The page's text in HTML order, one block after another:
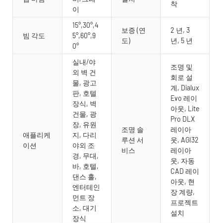
이
착
빔 각도
15°,30°,4
5°,60°,9
0°
보증 (연
도)
2 년, 3
년, 5 년
애플리케
이션
실내/야
외 벽 건
물, 광고
판, 호텔
장식, 벽
건물, 광
장, 유원
지, 다리
야외 조
경, 무대,
바, 호텔,
댄스 홀,
엔터테인
먼트 장
소, 대기
장식
조명 솔
루션 서
비스
조명 및
회로 설
계, Dialux
Evo 레이
아웃, Lite
Pro DLX
레이아
웃, AGI32
레이아
웃, 자동
CAD 레이
아웃, 현
장 계량,
프로젝트
설치